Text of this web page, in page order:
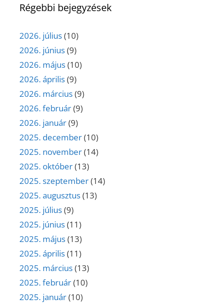
Régebbi bejegyzések
2026. július(10)
2026. június(9)
2026. május(10)
2026. április(9)
2026. március(9)
2026. február(9)
2026. január(9)
2025. december(10)
2025. november(14)
2025. október(13)
2025. szeptember(14)
2025. augusztus(13)
2025. július(9)
2025. június(11)
2025. május(13)
2025. április(11)
2025. március(13)
2025. február(10)
2025. január(10)